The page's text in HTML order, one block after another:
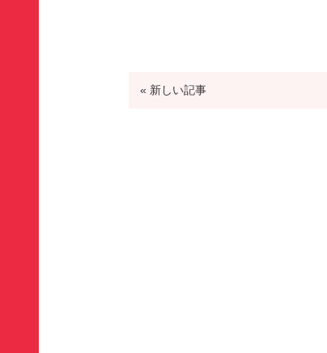
« 新しい記事